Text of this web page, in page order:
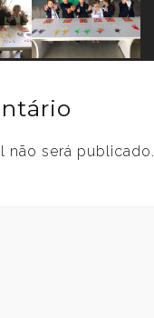
não será publicado.